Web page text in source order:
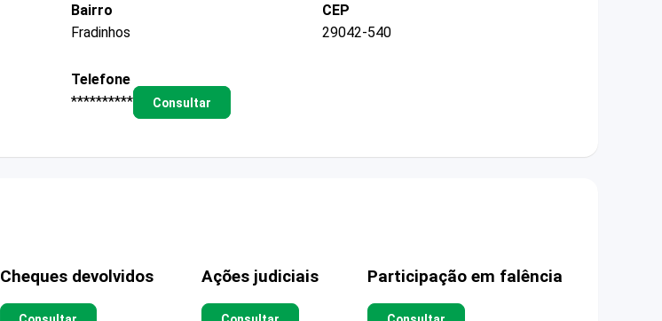
Bairro
Fradinhos
CEP
29042-540
Telefone
**********
Consultar
Cheques devolvidos Ações judiciais Participação em falência